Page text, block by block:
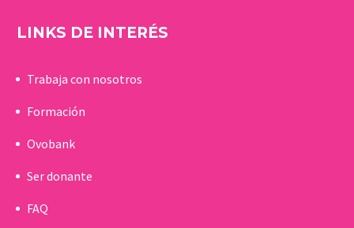
LINKS DE INTERÉS
Trabaja con nosotros
Formación
Ovobank
Ser donante
FAQ